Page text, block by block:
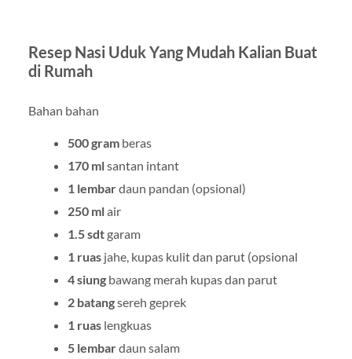
Resep Nasi Uduk Yang Mudah Kalian Buat
di Rumah
Bahan bahan
500 gramberas
170 mlsantan intant
1 lembardaun pandan (opsional)
250 mlair
1.5 sdtgaram
1 ruasjahe, kupas kulit dan parut (opsional
4 siungbawang merah kupas dan parut
2 batangsereh geprek
1 ruaslengkuas
5 lembardaun salam